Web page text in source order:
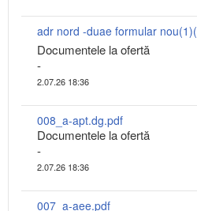
adr nord -duae formular
Documentele la ofertă
-
2.07.26 18:36
008_a-apt.dg.pdf
Documentele la ofertă
-
2.07.26 18:36
007_a-aee.pdf